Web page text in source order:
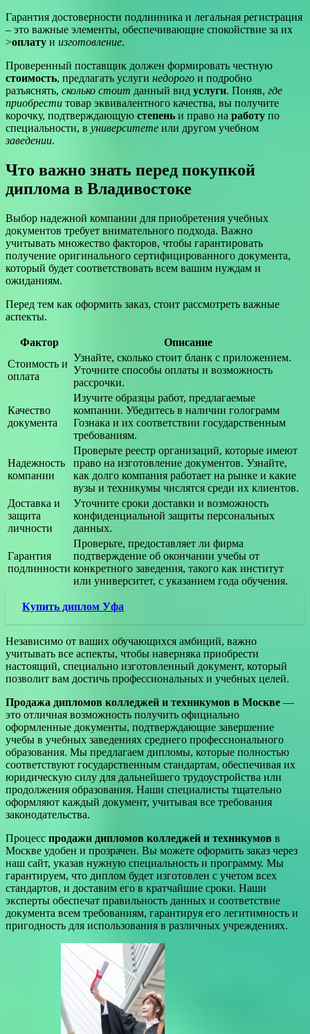
Гарантия достоверности подлинника и легальная регистрация
– это важные элементы, обеспечивающие спокойствие за их
>оплату и изготовление.
Проверенный поставщик должен формировать честную
стоимость, предлагать услуги недорого и подробно
разъяснять, сколько стоит данный вид услуги. Поняв, где
приобрести товар эквивалентного качества, вы получите
корочку, подтверждающую степень и право на работу по
специальности, в университете или другом учебном
заведении.
Что важно знать перед покупкой
диплома в Владивостоке
Выбор надежной компании для приобретения учебных
документов требует внимательного подхода. Важно
учитывать множество факторов, чтобы гарантировать
получение оригинального сертифицированного документа,
который будет соответствовать всем вашим нуждам и
ожиданиям.
Перед тем как оформить заказ, стоит рассмотреть важные
аспекты.
Фактор
Описание
Стоимость и
оплата
Узнайте, сколько стоит бланк с приложением.
Уточните способы оплаты и возможность
рассрочки.
Качество
документа
Изучите образцы работ, предлагаемые
компании. Убедитесь в наличии голограмм
Гознака и их соответствии государственным
требованиям.
Надежность
компании
Проверьте реестр организаций, которые имеют
право на изготовление документов. Узнайте,
как долго компания работает на рынке и какие
вузы и техникумы числятся среди их клиентов.
Доставка и
защита
личности
Уточните сроки доставки и возможность
конфиденциальной защиты персональных
данных.
Гарантия
подлинности
Проверьте, предоставляет ли фирма
подтверждение об окончании учебы от
конкретного заведения, такого как институт
или университет, с указанием года обучения.
Купить диплом Уфа
Независимо от ваших обучающихся амбиций, важно
учитывать все аспекты, чтобы наверняка приобрести
настоящий, специально изготовленный документ, который
позволит вам достичь профессиональных и учебных целей.
Продажа дипломов колледжей и техникумов в Москве —
это отличная возможность получить официально
оформленные документы, подтверждающие завершение
учебы в учебных заведениях среднего профессионального
образования. Мы предлагаем дипломы, которые полностью
соответствуют государственным стандартам, обеспечивая их
юридическую силу для дальнейшего трудоустройства или
продолжения образования. Наши специалисты тщательно
оформляют каждый документ, учитывая все требования
законодательства.
Процесс продажи дипломов колледжей и техникумов в
Москве удобен и прозрачен. Вы можете оформить заказ через
наш сайт, указав нужную специальность и программу. Мы
гарантируем, что диплом будет изготовлен с учетом всех
стандартов, и доставим его в кратчайшие сроки. Наши
эксперты обеспечат правильность данных и соответствие
документа всем требованиям, гарантируя его легитимность и
пригодность для использования в различных учреждениях.